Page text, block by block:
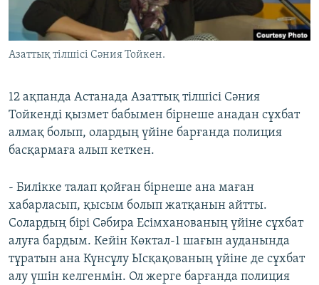
ЖАЗЫЛЫҢЫЗ
Азаттық тілшісі Сәния Тойкен.
12 ақпанда Астанада Азаттық тілшісі Сәния
Тойкенді қызмет бабымен бірнеше анадан сұхбат
алмақ болып, олардың үйіне барғанда полиция
басқармаға алып кеткен.
- Билікке талап қойған бірнеше ана маған
хабарласып, қысым болып жатқанын айтты.
Солардың бірі Сәбира Есімханованың үйіне сұхбат
алуға бардым. Кейін Көктал-1 шағын ауданында
тұратын ана Күнсұлу Ысқақованың үйіне де сұхбат
алу үшін келгенмін. Ол жерге барғанда полиция